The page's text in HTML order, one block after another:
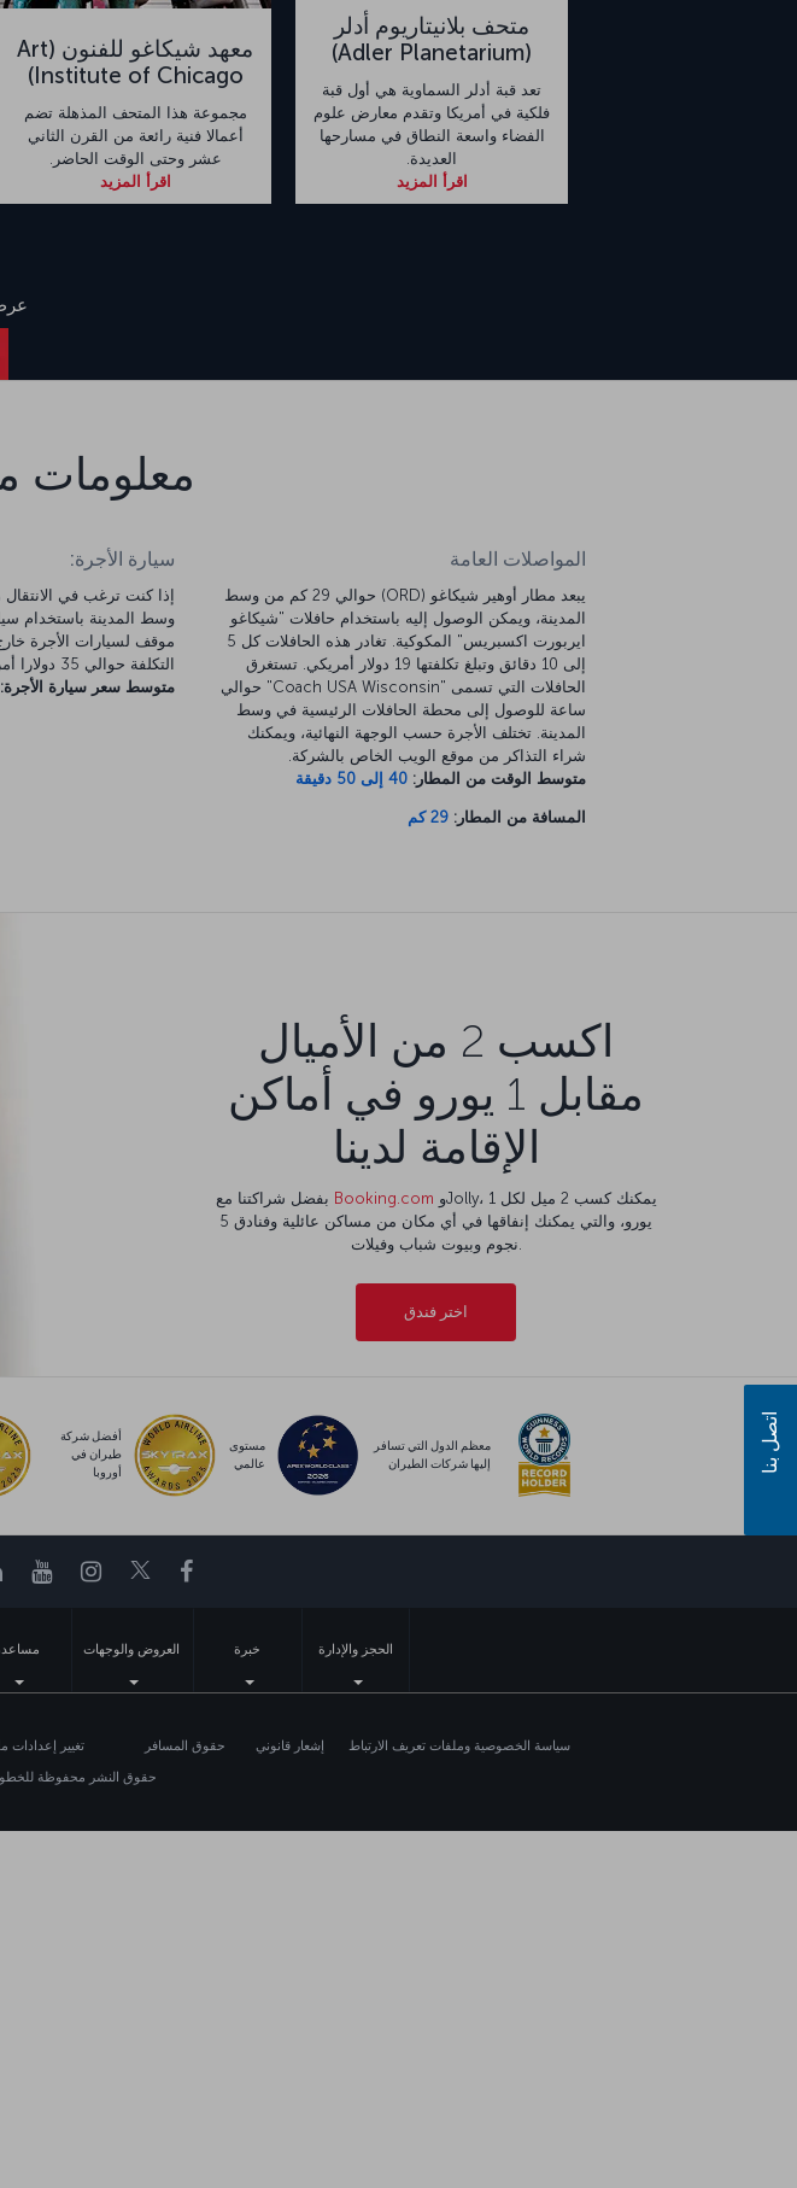
متحف بلانيتاريوم أدلر
(Adler Planetarium)
تعد قبة أدلر السماوية هي أول قبة
فلكية في أمريكا وتقدم معارض علوم
الفضاء واسعة النطاق في مسارحها
العديدة.
اقرأ المزيد
معهد شيكاغو للفنون (Art
Institute of Chicago)
مجموعة هذا المتحف المذهلة تضم
أعمالا فنية رائعة من القرن الثاني
عشر وحتى الوقت الحاضر.
اقرأ المزيد
معلومات
المواصلات العامة
يبعد مطار أوهير شيكاغو (ORD) حوالي 29 كم من وسط
المدينة، ويمكن الوصول إليه باستخدام حافلات "شيكاغو
ايربورت اكسبريس" المكوكية. تغادر هذه الحافلات كل 5
إلى 10 دقائق وتبلغ تكلفتها 19 دولار أمريكي. تستغرق
الحافلات التي تسمى "Coach USA Wisconsin" حوالي
ساعة للوصول إلى محطة الحافلات الرئيسية في وسط
المدينة. تختلف الأجرة حسب الوجهة النهائية، ويمكنك
شراء التذاكر من موقع الويب الخاص بالشركة.
متوسط الوقت من المطار: 40 إلى 50 دقيقة
المسافة من المطار: 29 كم
سيارة الأجرة:
إذا كنت ترغب في
وسط المدينة باستخدام
التكلفة حوالي 35 دولارا أمريكي.
متوسط سعر سيارة الأجرة:
اكسب 2 من الأميال
مقابل 1 يورو في أماكن
الإقامة لدينا
Booking.com
يورو، والتي يمكنك إنفاقها في أي مكان من مساكن عائلية وفنادق 5
نجوم وبيوت شباب وفيلات.
اختر فندق
معظم الدول التي تسافر
إليها شركات الطيران
مستوى
عالمي
أفضل شركة
طيران في
أوروبا
Facebook
Twitter
الحجز والإدارة خبرة العروض والوجهات
سياسة الخصوصية وملفات تعريف الارتباط إشعار قانوني حقوق المسافر تغيير إعدادات
حقوق النشر محفوظة للخطوط
اتصل بنا